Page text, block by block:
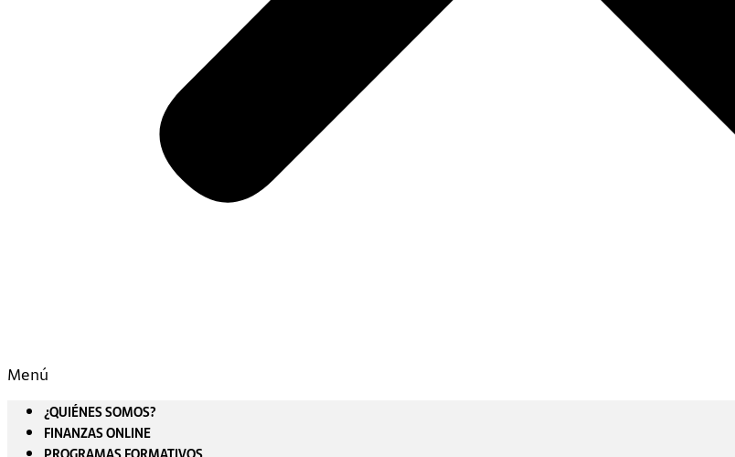
Menú
¿QUIÉNES SOMOS?
FINANZAS ONLINE